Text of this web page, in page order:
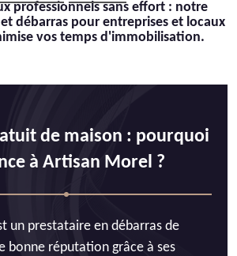
professionnels sans effort : notre
débarras pour entreprises et locaux
vos temps d'immobilisation.
de maison : pourquoi
à Artisan Morel ?
un prestataire en débarras de
bonne réputation grâce à ses